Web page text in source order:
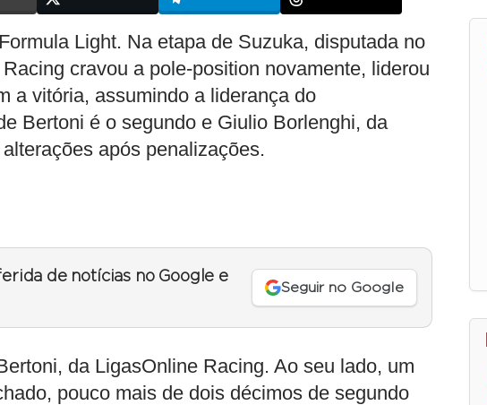
Light. Na etapa de Suzuka, disputada no
cravou a pole-position novamente, liderou
a vitória, assumindo a liderança do
Bertoni é o segundo e Giulio Borlenghi, da
após penalizações.
de notícias no Google e
Seguir no Google
da LigasOnline Racing. Ao seu lado, um
pouco mais de dois décimos de segundo